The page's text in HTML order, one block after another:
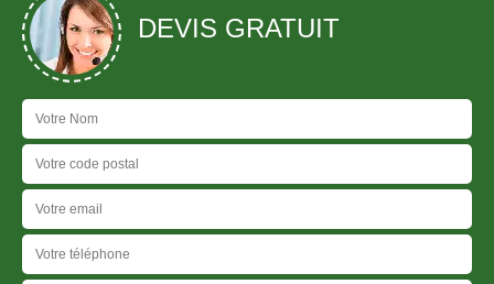
DEVIS GRATUIT